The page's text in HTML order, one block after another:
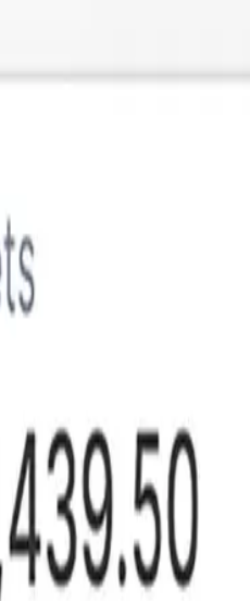
forgé une réputation de
nous aidons nos clients